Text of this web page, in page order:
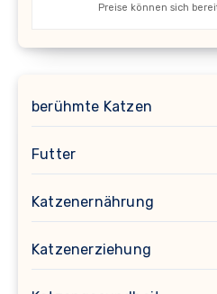
Preise können sich
berühmte Katzen
Futter
Katzenernährung
Katzenerziehung